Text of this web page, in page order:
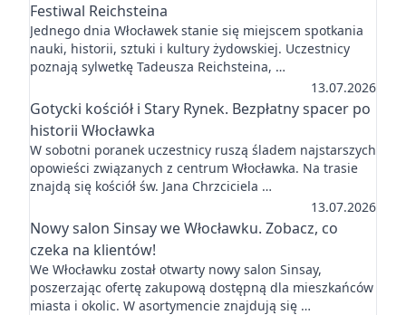
Festiwal Reichsteina
Jednego dnia Włocławek stanie się miejscem spotkania
nauki, historii, sztuki i kultury żydowskiej. Uczestnicy
poznają sylwetkę Tadeusza Reichsteina, …
13.07.2026
Gotycki kościół i Stary Rynek. Bezpłatny spacer po
historii Włocławka
W sobotni poranek uczestnicy ruszą śladem najstarszych
opowieści związanych z centrum Włocławka. Na trasie
znajdą się kościół św. Jana Chrzciciela …
13.07.2026
Nowy salon Sinsay we Włocławku. Zobacz, co
czeka na klientów!
We Włocławku został otwarty nowy salon Sinsay,
poszerzając ofertę zakupową dostępną dla mieszkańców
miasta i okolic. W asortymencie znajdują się …